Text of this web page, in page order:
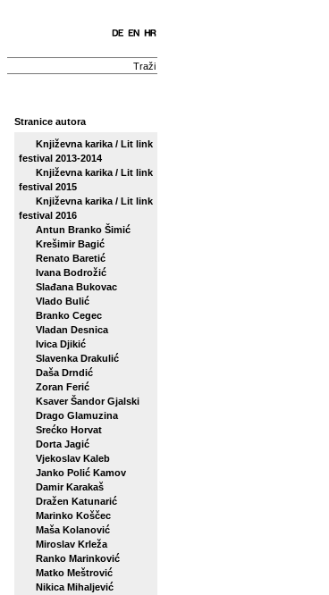
Stranice autora
Književna karika / Lit link
festival 2013-2014
Književna karika / Lit link
festival 2015
Književna karika / Lit link
festival 2016
Antun Branko Šimić
Krešimir Bagić
Renato Baretić
Ivana Bodrožić
Slađana Bukovac
Vlado Bulić
Branko Cegec
Vladan Desnica
Ivica Djikić
Slavenka Drakulić
Daša Drndić
Zoran Ferić
Ksaver Šandor Gjalski
Drago Glamuzina
Srećko Horvat
Dorta Jagić
Vjekoslav Kaleb
Janko Polić Kamov
Damir Karakaš
Dražen Katunarić
Marinko Koščec
Maša Kolanović
Miroslav Krleža
Ranko Marinković
Matko Meštrović
Nikica Mihaljević